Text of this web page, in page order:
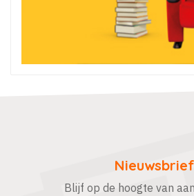
Nieuwsbrief
Blijf op de hoogte van